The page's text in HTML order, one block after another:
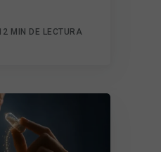
MIN DE LECTURA